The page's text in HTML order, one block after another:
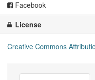
Facebook
License
Creative Commons